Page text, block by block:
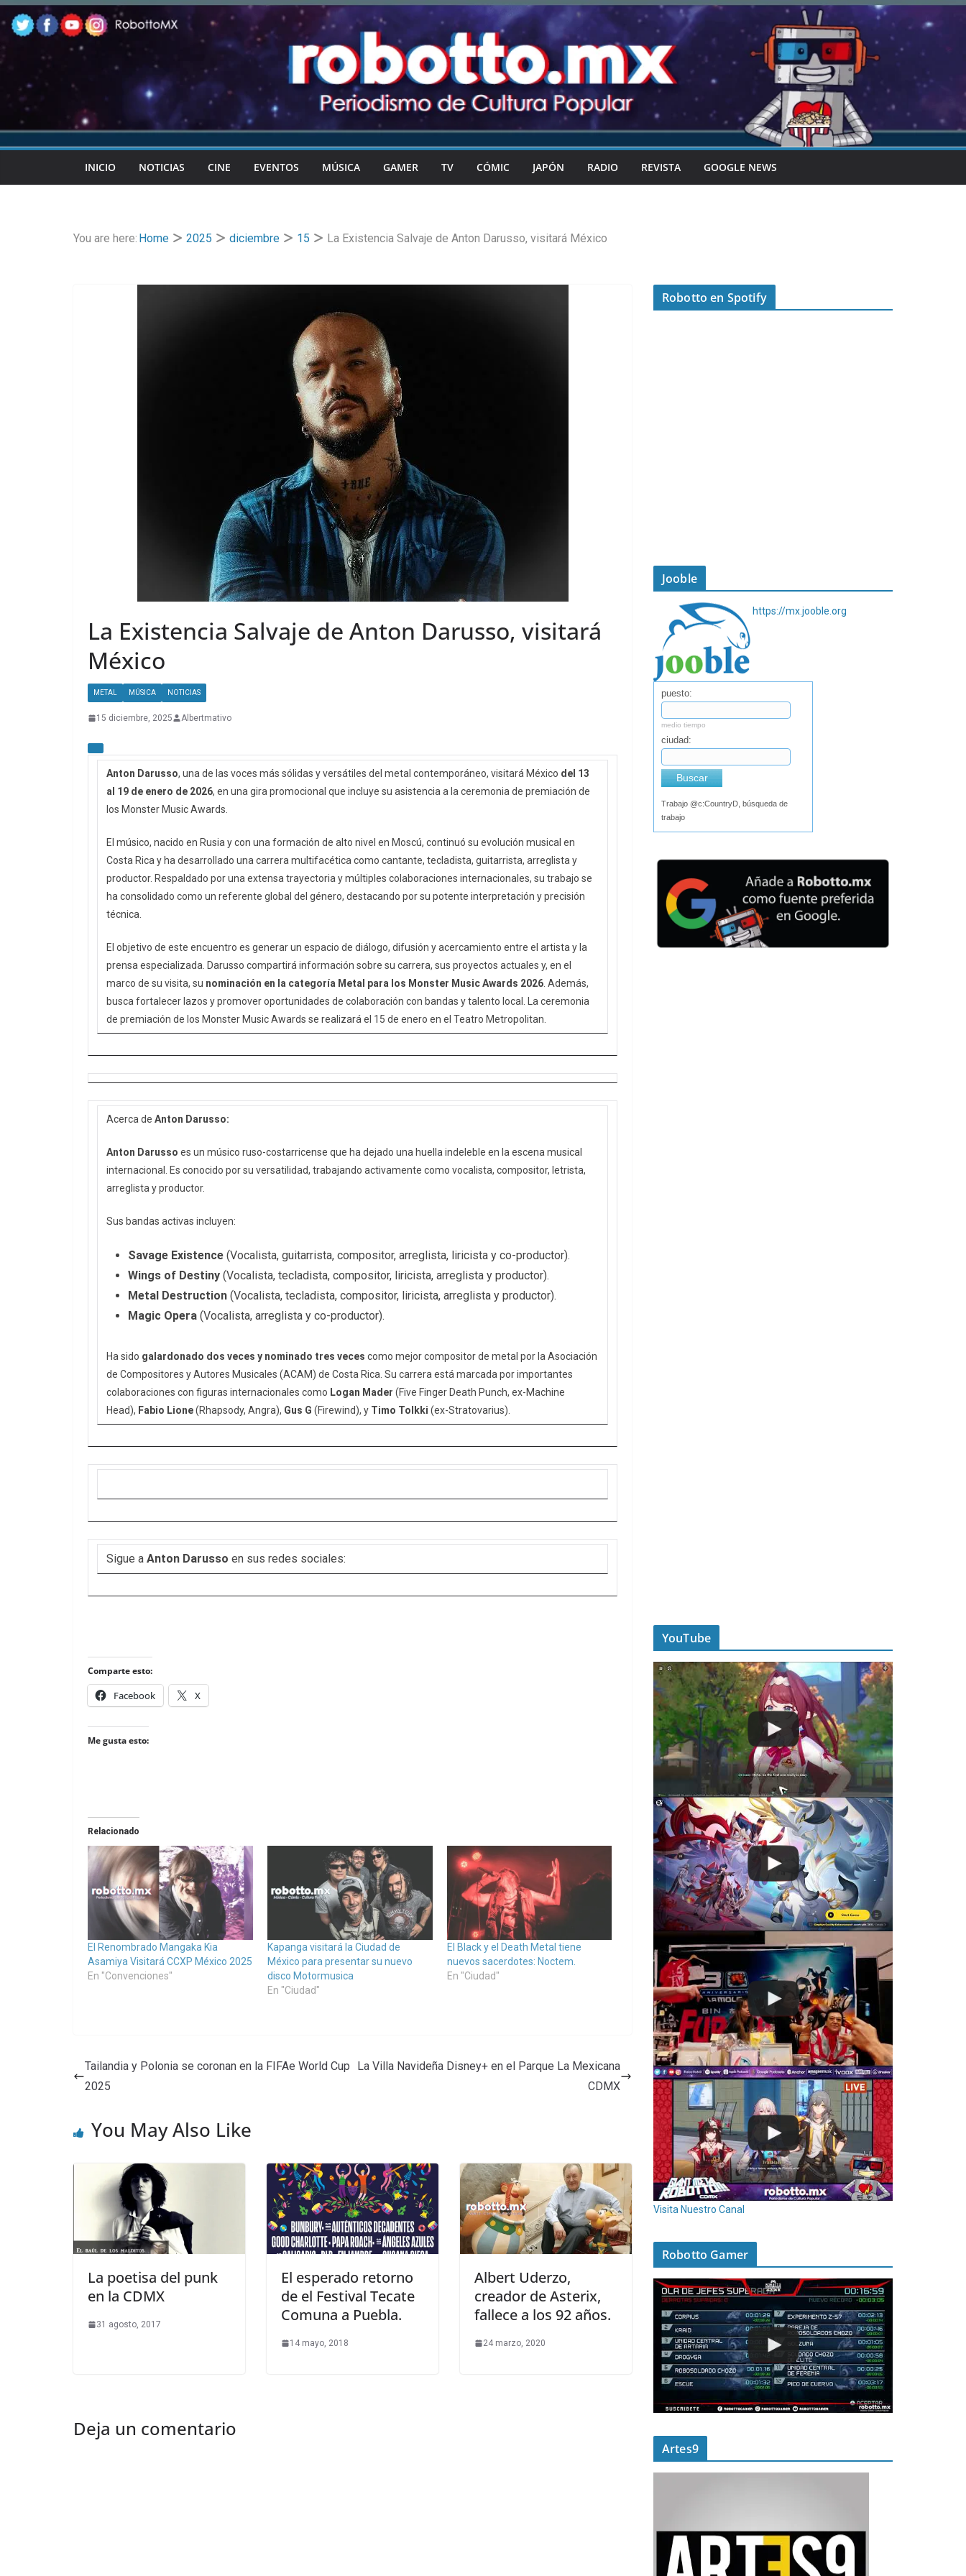
Skip
to
content
INICIO NOTICIAS CINE EVENTOS MÚSICA GAMER TV CÓMIC JAPÓN RADIO REVISTA GOOGLE NEWS
You are here: Home 2025 diciembre 15 La Existencia Salvaje de Anton Darusso, visitará México
La Existencia Salvaje de Anton Darusso, visitará
México
METAL MÚSICA NOTICIAS
15 diciembre, 2025 Albertmativo
Anton Darusso, una de las voces más sólidas y versátiles del metal contemporáneo, visitará México del 13
al 19 de enero de 2026, en una gira promocional que incluye su asistencia a la ceremonia de premiación de
los Monster Music Awards.
El músico, nacido en Rusia y con una formación de alto nivel en Moscú, continuó su evolución musical en
Costa Rica y ha desarrollado una carrera multifacética como cantante, tecladista, guitarrista, arreglista y
productor. Respaldado por una extensa trayectoria y múltiples colaboraciones internacionales, su trabajo se
ha consolidado como un referente global del género, destacando por su potente interpretación y precisión
técnica.
El objetivo de este encuentro es generar un espacio de diálogo, difusión y acercamiento entre el artista y la
prensa especializada. Darusso compartirá información sobre su carrera, sus proyectos actuales y, en el
marco de su visita, su nominación en la categoría Metal para los Monster Music Awards 2026 . Además,
busca fortalecer lazos y promover oportunidades de colaboración con bandas y talento local. La ceremonia
de premiación de los Monster Music Awards se realizará el 15 de enero en el Teatro Metropolitan.
Acerca de Anton Darusso:
Anton Darusso es un músico ruso-costarricense que ha dejado una huella indeleble en la escena musical
internacional. Es conocido por su versatilidad, trabajando activamente como vocalista, compositor, letrista,
arreglista y productor.
Sus bandas activas incluyen:
Savage Existence (Vocalista, guitarrista, compositor, arreglista, liricista y co-productor).
Wings of Destiny (Vocalista, tecladista, compositor, liricista, arreglista y productor).
Metal Destruction (Vocalista, tecladista, compositor, liricista, arreglista y productor).
Magic Opera (Vocalista, arreglista y co-productor).
Ha sido galardonado dos veces y nominado tres veces como mejor compositor de metal por la Asociación
de Compositores y Autores Musicales (ACAM) de Costa Rica. Su carrera está marcada por importantes
colaboraciones con figuras internacionales como Logan Mader (Five Finger Death Punch, ex-Machine
Head), Fabio Lione(Rhapsody, Angra), Gus G (Firewind), y Timo Tolkki (ex-Stratovarius).
Sigue a Anton Darusso en sus redes sociales:
Comparte esto:
Facebook X
Me gusta esto:
Relacionado
El Renombrado Mangaka Kia
Asamiya Visitará CCXP México 2025
En "Convenciones"
Kapanga visitará la Ciudad de
México para presentar su nuevo
disco Motormusica
En "Ciudad"
El Black y el Death Metal tiene
nuevos sacerdotes: Noctem.
En "Ciudad"
Tailandia y Polonia se coronan en la FIFAe World Cup
2025
La Villa Navideña Disney+ en el Parque La Mexicana
CDMX
You May Also Like
La poetisa del punk
en la CDMX
31 agosto, 2017
El esperado retorno
de el Festival Tecate
Comuna a Puebla.
14 mayo, 2018
Albert Uderzo,
creador de Asterix,
fallece a los 92 años.
24 marzo, 2020
Deja un comentario
Robotto en Spotify
Jooble
https://mx.jooble.org
puesto:
medio tiempo
ciudad:
Buscar
Trabajo @c:CountryD, búsqueda de
trabajo
YouTube
Visita Nuestro Canal
Robotto Gamer
Artes9